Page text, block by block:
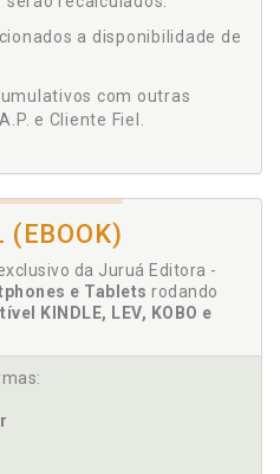
a disponibilidade de
com outras
e Cliente Fiel.
(EBOOK)
da Juruá Editora -
e Tablets rodando
KINDLE, LEV, KOBO e